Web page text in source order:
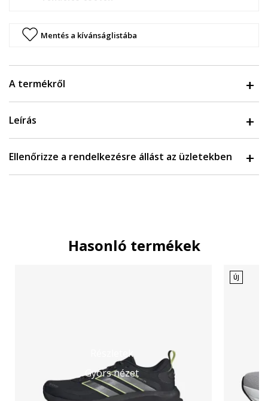
Mentés a kívánságlistába
A termékről
Leírás
Ellenőrizze a rendelkezésre állást az üzletekben
Hasonló termékek
Részletek
Gyors nézet
ÚJ